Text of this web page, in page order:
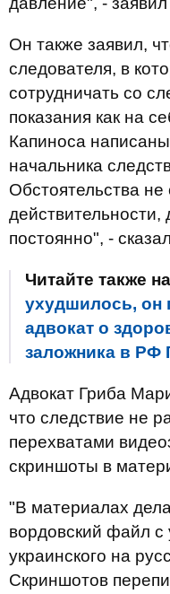
Он также заявил,
следователя, в
сотрудничать со
показания как на
Капиноса
начальника
Обстоятельства не
постоянно", -
Читайте также
ухудшилось, он
адвокат о
заложника в РФ
Адвокат Гриба
что следствие не
перехватами
скриншоты в
"В материалах
вордовский файл
украинского на
Скриншотов